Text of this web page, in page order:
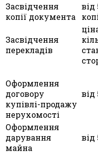
Засвідчення
копії документа
від
Засвідчення
перекладів
Оформлення
договору
купівлі-продажу
нерухомості
від
Оформлення
дарування
майна
від